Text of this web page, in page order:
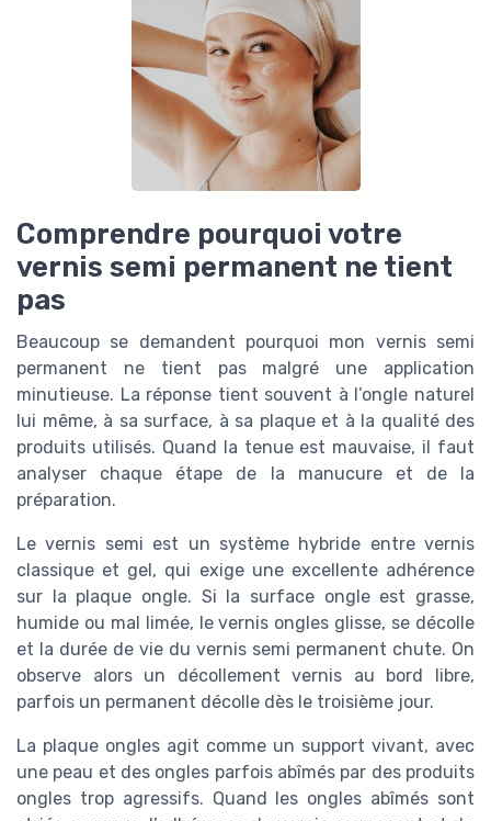
Comprendre pourquoi votre
vernis semi permanent ne tient
pas
Beaucoup se demandent pourquoi mon vernis semi
permanent ne tient pas malgré une application
minutieuse. La réponse tient souvent à l’ongle naturel
lui même, à sa surface, à sa plaque et à la qualité des
produits utilisés. Quand la tenue est mauvaise, il faut
analyser chaque étape de la manucure et de la
préparation.
Le vernis semi est un système hybride entre vernis
classique et gel, qui exige une excellente adhérence
sur la plaque ongle. Si la surface ongle est grasse,
humide ou mal limée, le vernis ongles glisse, se décolle
et la durée de vie du vernis semi permanent chute. On
observe alors un décollement vernis au bord libre,
parfois un permanent décolle dès le troisième jour.
La plaque ongles agit comme un support vivant, avec
une peau et des ongles parfois abîmés par des produits
ongles trop agressifs. Quand les ongles abîmés sont